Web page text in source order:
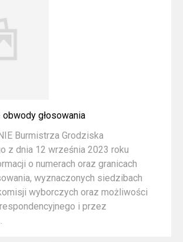
głosowania
Burmistrza Grodziska
z dnia 12 września 2023 roku
o numerach oraz granicach
wyznaczonych siedzibach
wyborczych oraz możliwości
i przez